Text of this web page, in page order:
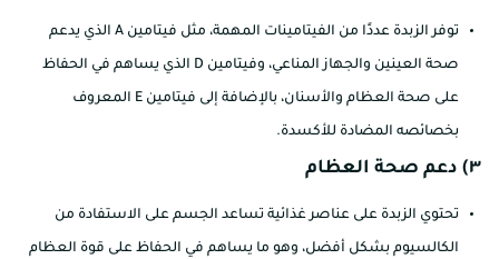
توفر الزبدة عددًا من الفيتامينات المهمة، مثل فيتامين A الذي يدعم
صحة العينين والجهاز المناعي، وفيتامين D الذي يساهم في الحفاظ
على صحة العظام والأسنان، بالإضافة إلى فيتامين E المعروف
بخصائصه المضادة للأكسدة.
تحتوي الزبدة على عناصر غذائية تساعد الجسم على الاستفادة من
الكالسيوم بشكل أفضل، وهو ما يساهم في الحفاظ على قوة العظام